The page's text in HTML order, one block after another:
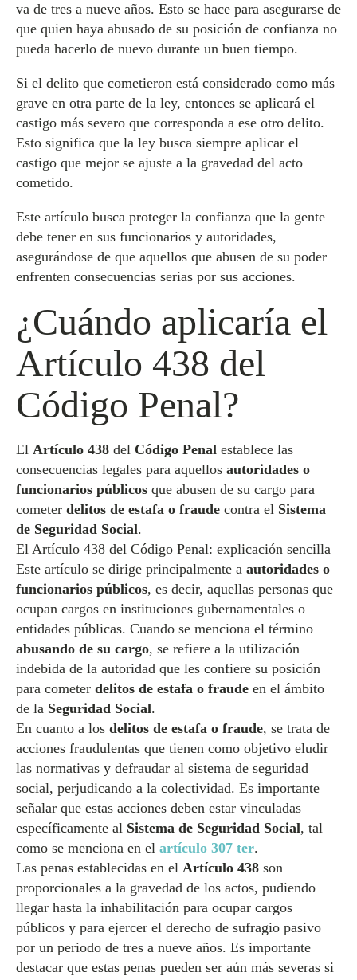
va de tres a nueve años. Esto se hace para asegurarse de
que quien haya abusado de su posición de confianza no
pueda hacerlo de nuevo durante un buen tiempo.
Si el delito que cometieron está considerado como más
grave en otra parte de la ley, entonces se aplicará el
castigo más severo que corresponda a ese otro delito.
Esto significa que la ley busca siempre aplicar el
castigo que mejor se ajuste a la gravedad del acto
cometido.
Este artículo busca proteger la confianza que la gente
debe tener en sus funcionarios y autoridades,
asegurándose de que aquellos que abusen de su poder
enfrenten consecuencias serias por sus acciones.
¿Cuándo aplicaría el
Artículo 438 del
Código Penal?
El Artículo 438 del Código Penal establece las
consecuencias legales para aquellos autoridades o
funcionarios públicos que abusen de su cargo para
cometer delitos de estafa o fraude contra el Sistema
de Seguridad Social.
El Artículo 438 del Código Penal: explicación sencilla
Este artículo se dirige principalmente a autoridades o
funcionarios públicos, es decir, aquellas personas que
ocupan cargos en instituciones gubernamentales o
entidades públicas. Cuando se menciona el término
abusando de su cargo, se refiere a la utilización
indebida de la autoridad que les confiere su posición
para cometer delitos de estafa o fraude en el ámbito
de la Seguridad Social.
En cuanto a los delitos de estafa o fraude, se trata de
acciones fraudulentas que tienen como objetivo eludir
las normativas y defraudar al sistema de seguridad
social, perjudicando a la colectividad. Es importante
señalar que estas acciones deben estar vinculadas
específicamente al Sistema de Seguridad Social, tal
como se menciona en el artículo 307 ter.
Las penas establecidas en el Artículo 438 son
proporcionales a la gravedad de los actos, pudiendo
llegar hasta la inhabilitación para ocupar cargos
públicos y para ejercer el derecho de sufragio pasivo
por un periodo de tres a nueve años. Es importante
destacar que estas penas pueden ser aún más severas si